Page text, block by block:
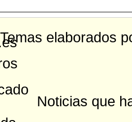
elaborados
Noticias que